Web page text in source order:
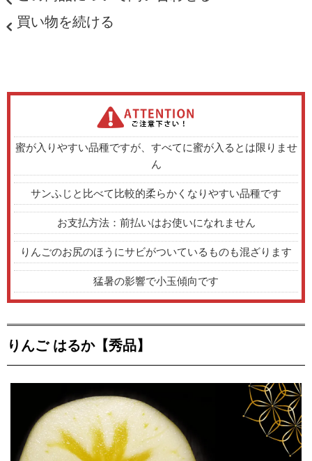
買い物を続ける
蜜が入りやすい品種ですが、すべてに蜜が入るとは限りませ
ん
サンふじと比べて比較的柔らかくなりやすい品種です
お支払方法：前払いはお使いになれません
りんごのお尻のほうにサビがついているものも混ざります
猛暑の影響で小玉傾向です
りんご はるか【秀品】